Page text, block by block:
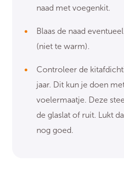
naad met voegenkit.
Blaas de naad
(niet te warm).
Controleer de
jaar. Dit kun je doen
voelermaatje. Deze
de glaslat of ruit. Lukt
nog goed.